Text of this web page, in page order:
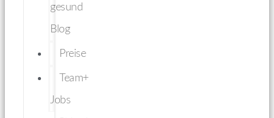
gesund
Blog
Preise
Team+
Jobs